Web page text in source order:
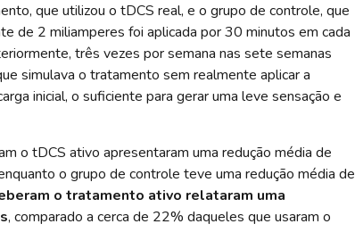
que utilizou o tDCS real, e o grupo de controle, que
de 2 miliamperes foi aplicada por 30 minutos em cada
três vezes por semana nas sete semanas
simulava o tratamento sem realmente aplicar a
inicial, o suficiente para gerar uma leve sensação e
o tDCS ativo apresentaram uma redução média de
o grupo de controle teve uma redução média de
o tratamento ativo relataram uma
, comparado a cerca de 22% daqueles que usaram o